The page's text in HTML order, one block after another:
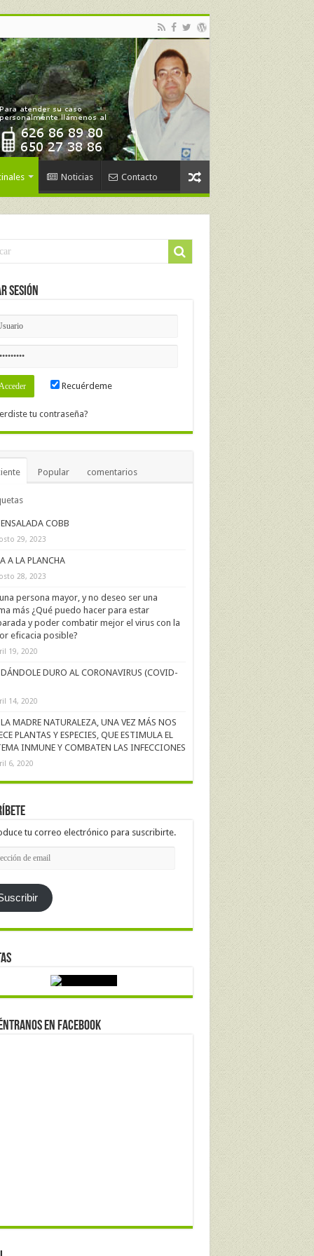
Noticias Contacto
Sesión
Recuérdeme
tu contraseña?
Popular comentarios
ENSALADA COBB
29, 2023
A LA PLANCHA
28, 2023
persona mayor, y no deseo ser una
más ¿Qué puedo hacer para estar
y poder combatir mejor el virus con la
eficacia posible?
19, 2020
DÁNDOLE DURO AL CORONAVIRUS (COVID-
14, 2020
LA MADRE NATURALEZA, UNA VEZ MÁS NOS
PLANTAS Y ESPECIES, QUE ESTIMULA EL
INMUNE Y COMBATEN LAS INFECCIONES
6, 2020
tu correo electrónico para suscribirte.
en Facebook